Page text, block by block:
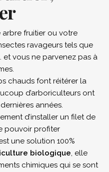
arbre fruitier ou votre
ravageurs tels que
et vous ne parvenez pas à
chauds font réitérer la
d’arboriculteurs ont
années.
d’installer un filet de
pouvoir profiter
une solution 100%
biologique, elle
chimiques qui se sont